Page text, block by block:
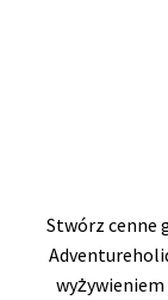
Stwórz cenne